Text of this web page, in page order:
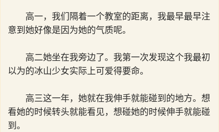
高一，我们隔着一个教室的距离，我最早最早注
意到她好像是因为她的气质呢。
高二她坐在我旁边了。我第一次发现这个我最初
以为的冰山少女实际上可爱得要命。
高三这一年，她就在我伸手就能碰到的地方。想
看她的时候转头就能看见，想碰她的时候伸手就能碰
到。